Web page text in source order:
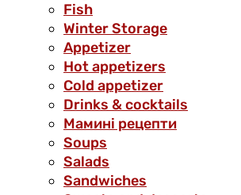
Fish
Winter Storage
Аppetizer
Hot appetizers
Cold appetizer
Drinks & cocktails
Мамині рецепти
Soups
Salads
Sandwiches